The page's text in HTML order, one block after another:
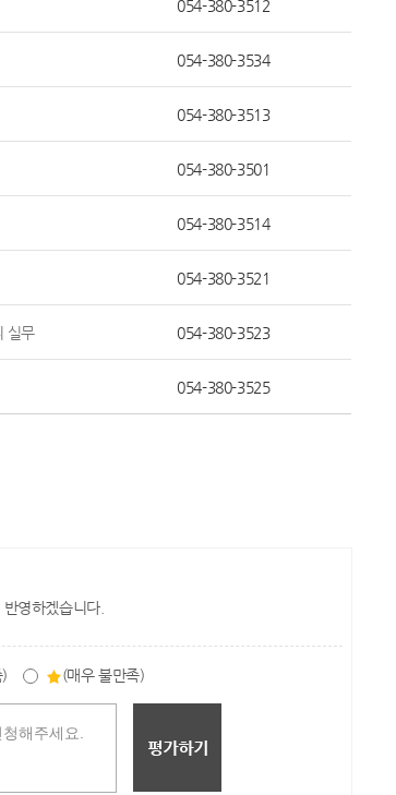
054-380-3512
054-380-3534
054-380-3513
054-380-3501
054-380-3514
054-380-3521
실무 054-380-3523
054-380-3525
영하겠습니다.
(매우 불만족)